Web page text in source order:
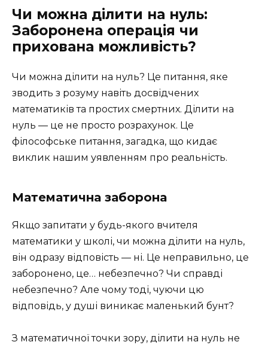
Чи можна ділити на нуль:
Заборонена операція чи
прихована можливість?
Чи можна ділити на нуль? Це питання, яке
зводить з розуму навіть досвідчених
математиків та простих смертних. Ділити на
нуль — це не просто розрахунок. Це
філософське питання, загадка, що кидає
виклик нашим уявленням про реальність.
Математична заборона
Якщо запитати у будь-якого вчителя
математики у школі, чи можна ділити на нуль,
він одразу відповість — ні. Це неправильно, це
заборонено, це… небезпечно? Чи справді
небезпечно? Але чому тоді, чуючи цю
відповідь, у душі виникає маленький бунт?
З математичної точки зору, ділити на нуль не